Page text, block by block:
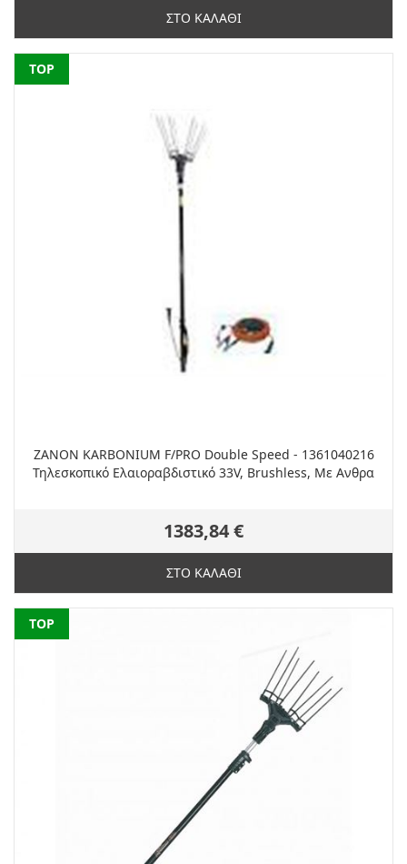
ΣΤΟ ΚΑΛΑΘΙ
NEW
TOP
ZANON KARBONIUM F/PRO Double Speed - 1361040216
Τηλεσκοπικό Ελαιοραβδιστικό 33V, Brushless, Με Ανθρα
1383,84 €
ΣΤΟ ΚΑΛΑΘΙ
NEW
TOP